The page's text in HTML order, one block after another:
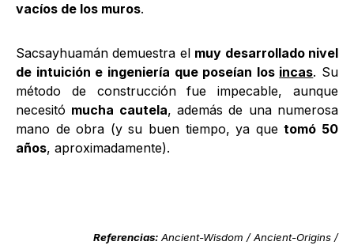
vacíos de los muros.
Sacsayhuamán demuestra el muy desarrollado nivel
de intuición e ingeniería que poseían los incas. Su
método de construcción fue impecable, aunque
necesitó mucha cautela, además de una numerosa
mano de obra (y su buen tiempo, ya quetomó 50
años, aproximadamente).
Referencias: Ancient-Wisdom /Ancient-Origins /